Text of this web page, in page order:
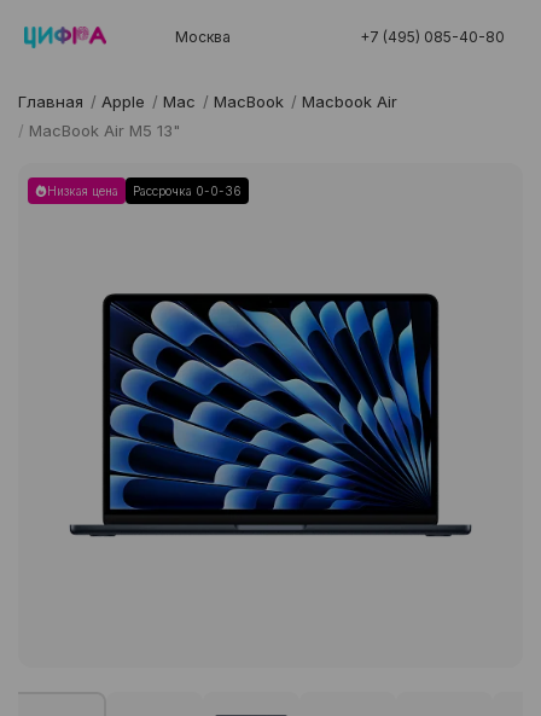
Москва +7 (495) 085-40-80
Главная / Apple / Mac / MacBook / Macbook Air
/ MacBook Air M5 13"
Низкая цена Рассрочка 0-0-36